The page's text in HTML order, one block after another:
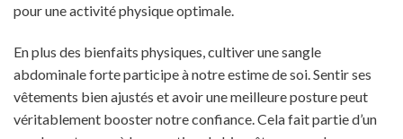
pour une activité physique optimale.
En plus des bienfaits physiques, cultiver une sangle
abdominale forte participe à notre estime de soi. Sentir ses
vêtements bien ajustés et avoir une meilleure posture peut
véritablement booster notre confiance. Cela fait partie d’un